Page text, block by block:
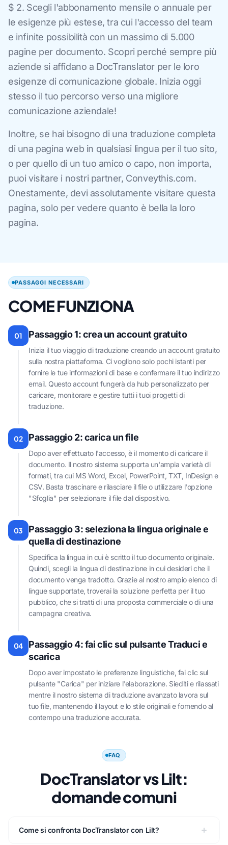
$ 2. Scegli l'abbonamento mensile o annuale per
le esigenze più estese, tra cui l'accesso del team
e infinite possibilità con un massimo di 5.000
pagine per documento. Scopri perché sempre più
aziende si affidano a DocTranslator per le loro
esigenze di comunicazione globale. Inizia oggi
stesso il tuo percorso verso una migliore
comunicazione aziendale!
Inoltre, se hai bisogno di una traduzione completa
di una pagina web in qualsiasi lingua per il tuo sito,
o per quello di un tuo amico o capo, non importa,
puoi visitare i nostri partner, Conveythis.com.
Onestamente, devi assolutamente visitare questa
pagina, solo per vedere quanto è bella la loro
pagina.
PASSAGGI NECESSARI
COME FUNZIONA
01 Passaggio 1: crea un account gratuito
Inizia il tuo viaggio di traduzione creando un account gratuito
sulla nostra piattaforma. Ci vogliono solo pochi istanti per
fornire le tue informazioni di base e confermare il tuo indirizzo
email. Questo account fungerà da hub personalizzato per
caricare, monitorare e gestire tutti i tuoi progetti di
traduzione.
02 Passaggio 2: carica un file
Dopo aver effettuato l'accesso, è il momento di caricare il
documento. Il nostro sistema supporta un'ampia varietà di
formati, tra cui MS Word, Excel, PowerPoint, TXT, InDesign e
CSV. Basta trascinare e rilasciare il file o utilizzare l'opzione
"Sfoglia" per selezionare il file dal dispositivo.
03
Passaggio 3: seleziona la lingua originale e
quella di destinazione
Specifica la lingua in cui è scritto il tuo documento originale.
Quindi, scegli la lingua di destinazione in cui desideri che il
documento venga tradotto. Grazie al nostro ampio elenco di
lingue supportate, troverai la soluzione perfetta per il tuo
pubblico, che si tratti di una proposta commerciale o di una
campagna creativa.
04
Passaggio 4: fai clic sul pulsante Traduci e
scarica
Dopo aver impostato le preferenze linguistiche, fai clic sul
pulsante "Carica" per iniziare l'elaborazione. Siediti e rilassati
mentre il nostro sistema di traduzione avanzato lavora sul
tuo file, mantenendo il layout e lo stile originali e fornendo al
contempo una traduzione accurata.
FAQ
DocTranslator vs Lilt:
domande comuni
Come si confronta DocTranslator con Lilt?